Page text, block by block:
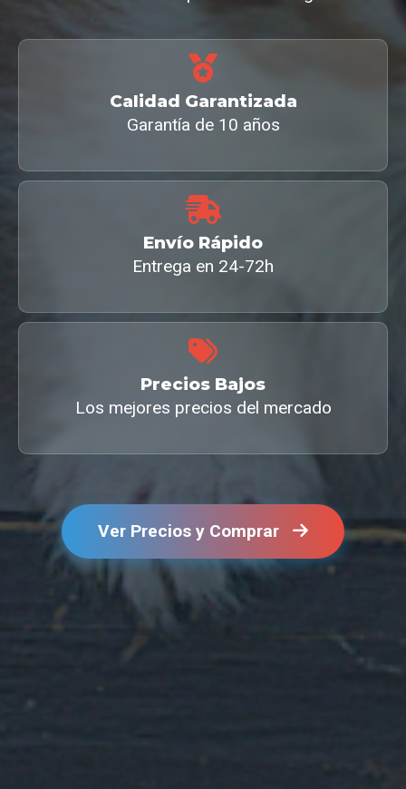
Calidad Garantizada
Garantía de 10 años
Envío Rápido
Entrega en 24-72h
Precios Bajos
Los mejores precios del mercado
Ver Precios y Comprar